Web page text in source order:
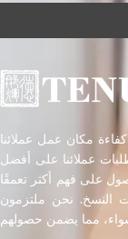
مكان عمل عملائنا
عملائنا على أفضل
على فهم أكثر تعمقًا
النسخ. نحن ملتزمون
مما يضمن حصولهم